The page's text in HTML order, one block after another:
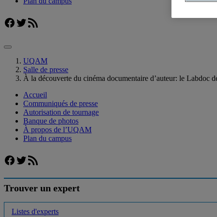
Facebook
Twitter
Flux RSS
UQAM
Salle de presse
À la découverte du cinéma documentaire d’auteur: le Labdoc
Accueil
Communiqués de presse
Autorisation de tournage
Banque de photos
À propos de l’UQAM
Plan du campus
Facebook
Twitter
Flux RSS
Trouver un expert
Listes d'experts